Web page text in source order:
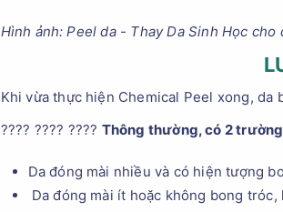
Hình ảnh: Peel da - Thay Da Sinh Học cho
Khi vừa thực hiện Chemical Peel xong,
???? ???? ???? Thông thường, có 2
Da đóng mài nhiều và có hiện tượng
Da đóng mài ít hoặc không bong tróc,